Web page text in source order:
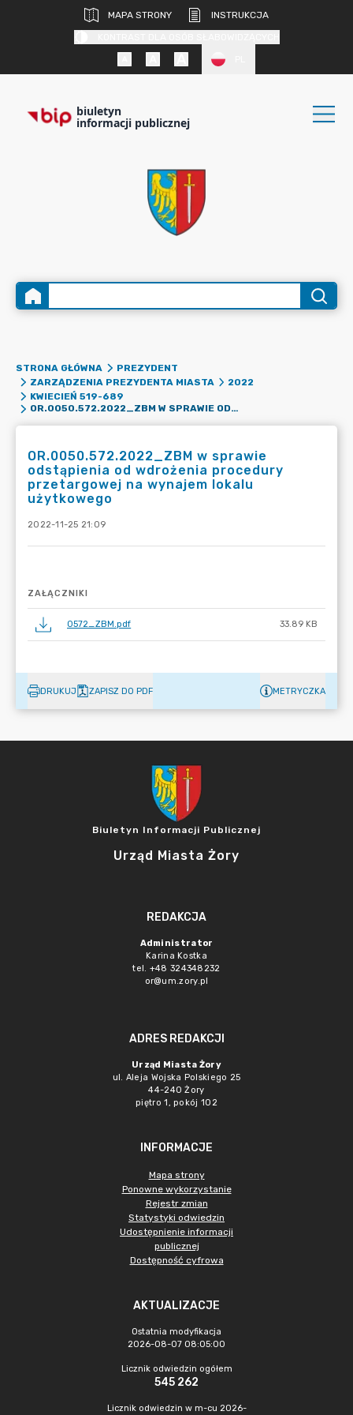
MAPA STRONY
INSTRUKCJA
biuletyn
informacji publicznej
STRONA GŁÓWNA
PREZYDENT
ZARZĄDZENIA PREZYDENTA MIASTA
2022
KWIECIEŃ 519-689
OR.0050.572.2022_ZBM W SPRAWIE ODSTĄPIENIA OD WDROŻENIA PROCEDURY PRZETARGOWEJ NA WYNAJEM LOKALU UŻYTKOWEGO
OR.0050.572.2022_ZBM w sprawie
odstąpienia od wdrożenia procedury
przetargowej na wynajem lokalu
użytkowego
2022-11-25 21:09
ZAŁĄCZNIKI
0572_ZBM.pdf 33.89 KB
DRUKUJ ZAPISZ DO PDF METRYCZKA
Biuletyn Informacji Publicznej
Urząd Miasta Żory
REDAKCJA
Administrator
Karina Kostka
tel. +48 324348232
or@um.zory.pl
ADRES REDAKCJI
Urząd Miasta Żory
ul. Aleja Wojska Polskiego 25
44-240 Żory
piętro 1, pokój 102
INFORMACJE
Mapa strony
Ponowne wykorzystanie
Rejestr zmian
Statystyki odwiedzin
Udostępnienie informacji
publicznej
Dostępność cyfrowa
AKTUALIZACJE
Ostatnia modyfikacja
2026-08-07 08:05:00
Licznik odwiedzin ogółem
545 262
Licznik odwiedzin w m-cu 2026-